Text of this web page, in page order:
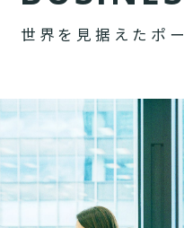
世 界 を 見 据 え た ポ ー